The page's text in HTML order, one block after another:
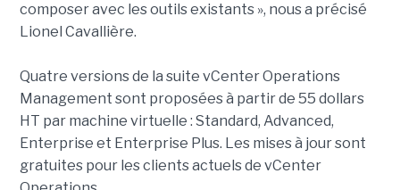
composer avec les outils existants », nous a précisé
Lionel Cavallière.
Quatre versions de la suite vCenter Operations
Management sont proposées à partir de 55 dollars
HT par machine virtuelle : Standard, Advanced,
Enterprise et Enterprise Plus. Les mises à jour sont
gratuites pour les clients actuels de vCenter